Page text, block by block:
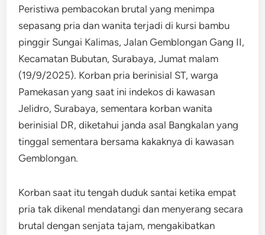
Peristiwa pembacokan brutal yang menimpa
sepasang pria dan wanita terjadi di kursi bambu
pinggir Sungai Kalimas, Jalan Gemblongan Gang II,
Kecamatan Bubutan, Surabaya, Jumat malam
(19/9/2025). Korban pria berinisial ST, warga
Pamekasan yang saat ini indekos di kawasan
Jelidro, Surabaya, sementara korban wanita
berinisial DR, diketahui janda asal Bangkalan yang
tinggal sementara bersama kakaknya di kawasan
Gemblongan.
Korban saat itu tengah duduk santai ketika empat
pria tak dikenal mendatangi dan menyerang secara
brutal dengan senjata tajam, mengakibatkan